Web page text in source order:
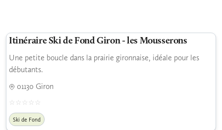
Itinéraire Ski de Fond Giron - les Mousserons
Une petite boucle dans la prairie gironnaise, idéale pour les
débutants.
01130 Giron
Ski de Fond